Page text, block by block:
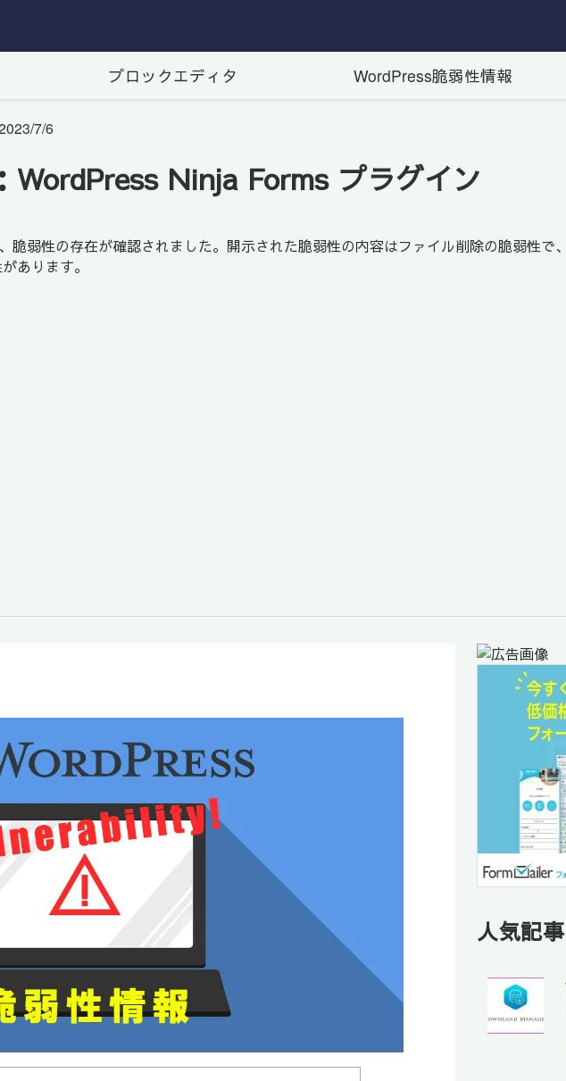
ブロックエディタ WordPress脆弱性情報
7/6
WordPress Ninja Forms プラグイン
脆弱性の存在が確認されました。開示された脆弱性の内容はファイル削除の脆弱性で
あります。
人気記事